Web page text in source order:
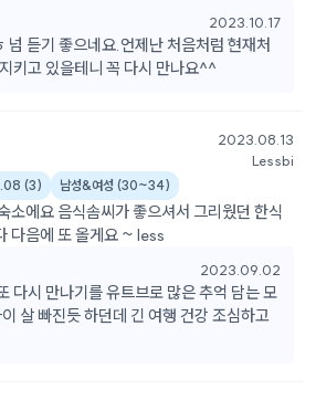
2023.10.17
넘 듣기 좋으네요.언제난 처음처럼 현재처
키고 있을테니 꼭 다시 만나요^^
2023.08.13
Lessbi
(3) 남성&여성 (30~34)
소에요 음식솜씨가 좋으셔서 그리웠던 한식
다음에 또 올게요 ~ less
2023.09.02
다시 만나기를 유트브로 많은 추억 담는 모
살 빠진듯 하던데 긴 여행 건강 조심하고